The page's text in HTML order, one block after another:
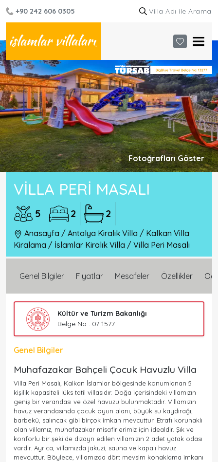
+90 242 606 0305
Fotoğrafları Göster
VILLA PERI MASALI
5 2 2
Anasayfa / Antalya Kiralık Villa / Kalkan Villa
Kiralama / İslamlar Kiralık Villa / Villa Peri Masalı
Genel Bilgiler Fiyatlar Mesafeler Özellikler
Kültür ve Turizm Bakanlığı
Belge No : 07-1577
Genel Bilgiler
Muhafazakar Bahçeli Çocuk Havuzlu Villa
Villa Peri Masalı, Kalkan İslamlar bölgesinde konumlanan 5
kişilik kapasiteli lüks tatil villasıdır. Doğa içerisindeki villamızın
geniş bir verandası ve özel havuzu bulunmaktadır. Villamızın
havuz verandasında çocuk oyun alanı, büyük su kaydırağı,
barbekü, salıncak gibi birçok imkan mevcuttur. Etrafı korunaklı
olan villamız, muhafazakar misafirlerimiz için idealdir. Şık ve
konforlu bir şekilde dizayn edilen villamızın 2 adet yatak odası
vardır. Ayrıca, villamızda jakuzi, sauna ve kapalı havuz
mevcuttur. Böylece, villamızda dört mevsim konaklama imkanı